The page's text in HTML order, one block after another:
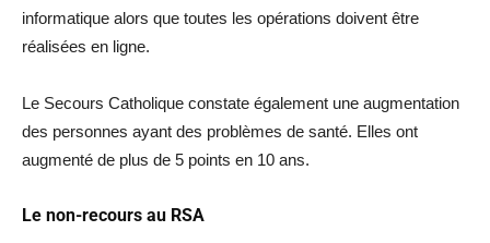
informatique alors que toutes les opérations doivent être
réalisées en ligne.
Le Secours Catholique constate également une augmentation
des personnes ayant des problèmes de santé. Elles ont
augmenté de plus de 5 points en 10 ans.
Le non-recours au RSA